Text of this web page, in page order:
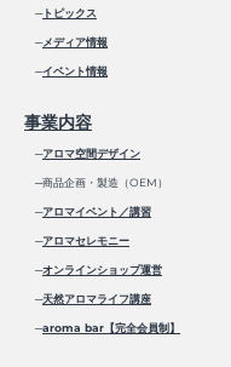
─トピックス
─メディア情報
─イベント情報
事業内容
─アロマ空間デザイン
─商品企画・製造（OEM）
─アロマイベント／講習
─アロマセレモニー
─オンラインショップ運営
─天然アロマライフ講座
─aroma bar【完全会員制】